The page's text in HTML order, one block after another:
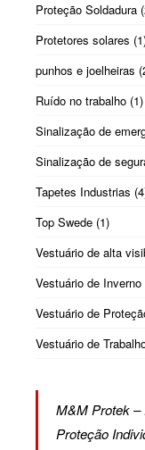
Proteção Soldadura
Protetores solares
punhos e joelheiras
Ruído no trabalho (1)
Sinalização de
Sinalização de
Tapetes Industrias
Top Swede (1)
Vestuário de alta
Vestuário de Inverno
Vestuário de
Vestuário de
M&M Protek –
Proteção